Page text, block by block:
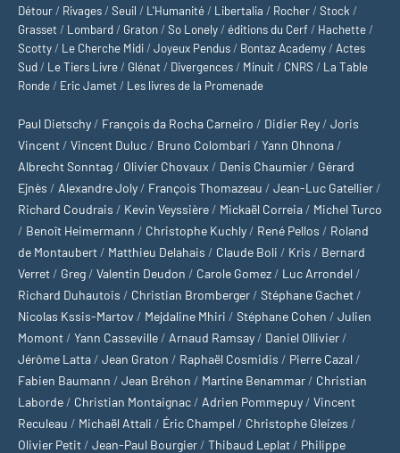
Détour / Rivages /Seuil / L'Humanité / Libertalia / Rocher /Stock /
Grasset / Lombard / Graton /So Lonely /éditions du Cerf / Hachette /
Scotty / Le Cherche Midi /Joyeux Pendus / Bontaz Academy / Actes
Sud / Le Tiers Livre / Glénat / Divergences / Minuit / CNRS / La Table
Ronde / Eric Jamet / Les livres de la Promenade
Paul Dietschy / François da Rocha Carneiro / Didier Rey / Joris
Vincent / Vincent Duluc / Bruno Colombari / Yann Ohnona /
Albrecht Sonntag / Olivier Chovaux / Denis Chaumier / Gérard
Ejnès / Alexandre Joly / François Thomazeau / Jean-Luc Gatellier /
Richard Coudrais / Kevin Veyssière / Mickaël Correia / Michel Turco
/ Benoît Heimermann / Christophe Kuchly / René Pellos / Roland
de Montaubert / Matthieu Delahais / Claude Boli / Kris / Bernard
Verret / Greg / Valentin Deudon / Carole Gomez / Luc Arrondel /
Richard Duhautois / Christian Bromberger / Stéphane Gachet /
Nicolas Kssis-Martov / Mejdaline Mhiri / Stéphane Cohen / Julien
Momont / Yann Casseville / Arnaud Ramsay / Daniel Ollivier /
Jérôme Latta / Jean Graton / Raphaël Cosmidis / Pierre Cazal /
Fabien Baumann / Jean Bréhon / Martine Benammar / Christian
Laborde / Christian Montaignac / Adrien Pommepuy / Vincent
Reculeau / Michaël Attali / Éric Champel / Christophe Gleizes /
Olivier Petit / Jean-Paul Bourgier / Thibaud Leplat / Philippe